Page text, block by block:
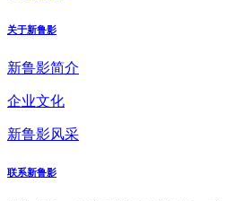
关于新鲁影
新鲁影简介
企业文化
新鲁影风采
联系新鲁影